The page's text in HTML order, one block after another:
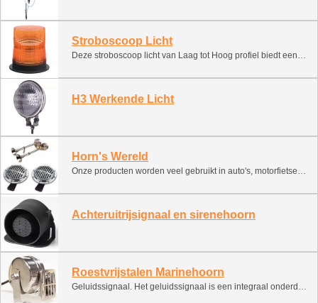
Stroboscoop Licht
H3 Werkende Licht
Horn's Wereld
Onze producten worden veel gebruikt in auto's, motorfietsen, politieauto's en brandweerwagens, Vrachtwagens, schoolbussen, mijnvoertuigen en landbouwvoertuigen, zeeschepen, Vorkheftrucks, treinen en andere alarmen en hoorns.
Achteruitrijsignaal en sirenehoorn
Roestvrijstalen Marinehoorn
Geluidssignaal. Het geluidssignaal is een integraal onderdeel van elk voertuig. Geef signalen om een noodgeval te voorkomen. Deze classificatie bevat verschillende soorten geluidssignalen. Het kan worden geïnstalleerd en gebruikt op schepen, boten, ATV's, sneeuwscooters en motorboten. 1. Elektronisch signaal (slak, monofonische bewerking, tweekleurige bewerking) 2. Lucht signaal (pneumatisch met compressor) 3. Lucht smeden (gecomprimeerde gascilinder)